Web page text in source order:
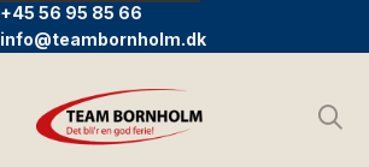
+45 56 95 85 66
info@teambornholm.dk
Suchen